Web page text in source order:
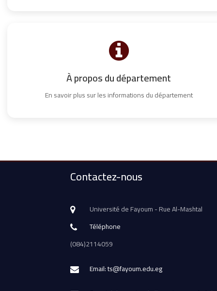
À propos du département
En savoir plus sur les informations du département
Contactez-nous
Université de Fayoum - Rue Al-Mashtal
Téléphone
(084)2114059
Email: ts@fayoum.edu.eg